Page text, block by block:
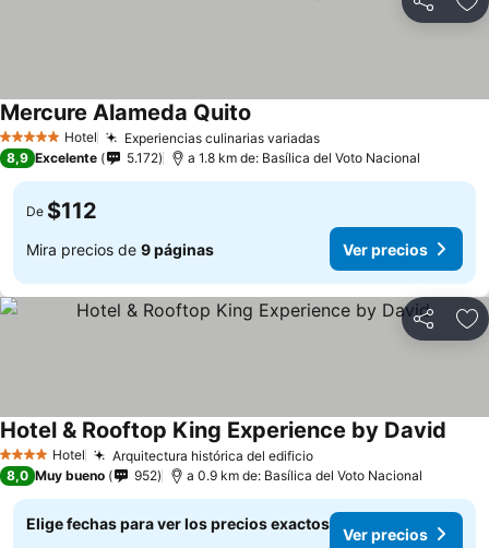
Compartir
5 Estrellas Hotel Experiencias culinarias variadasVer precios
Mercure Alameda Quito
8,9 Excelente 5.172 a 1.8 km de: Basílica del Voto Nacional
De $112
Mira precios de 9 páginas Ver precios
Compartir
4 EstrellasHotel Arquitectura histórica del edificioVer precios
Hotel & Rooftop King Experience by David
8,0 Muy bueno 952 a 0.9 km de: Basílica del Voto Nacional
Elige fechas para ver los precios exactos
Ver precios